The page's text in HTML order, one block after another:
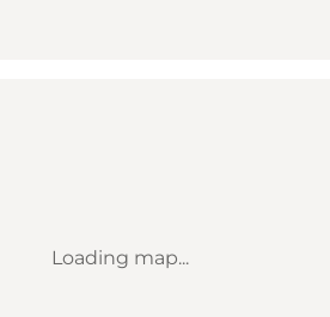
Loading map...